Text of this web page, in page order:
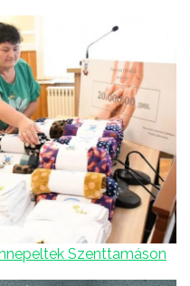
Szenttamáson